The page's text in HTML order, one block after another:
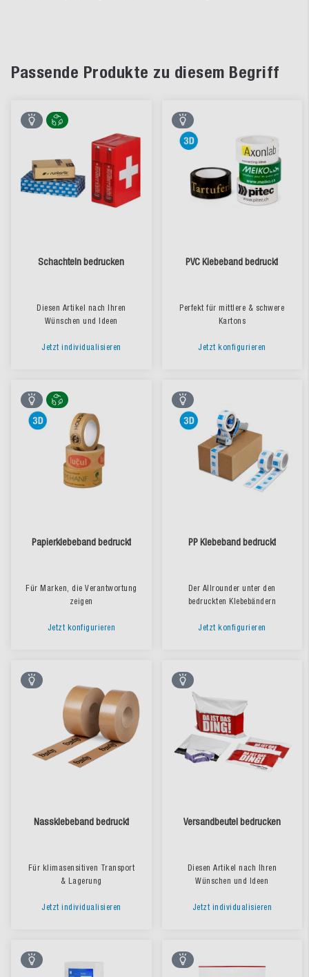
Passende Produkte zu diesem Begriff
Schachteln bedrucken
Diesen Artikel nach Ihren
Wünschen und Ideen
Jetzt individualisieren
PVC Klebeband bedruckt
Perfekt für mittlere & schwere
Kartons
Jetzt konfigurieren
Papierklebeband bedruckt
Für Marken, die Verantwortung
zeigen
Jetzt konfigurieren
PP Klebeband bedruckt
Der Allrounder unter den
bedruckten Klebebändern
Jetzt konfigurieren
Nassklebeband bedruckt
Für klimasensitiven Transport
& Lagerung
Jetzt individualisieren
Versandbeutel bedrucken
Diesen Artikel nach Ihren
Wünschen und Ideen
Jetzt individualisieren